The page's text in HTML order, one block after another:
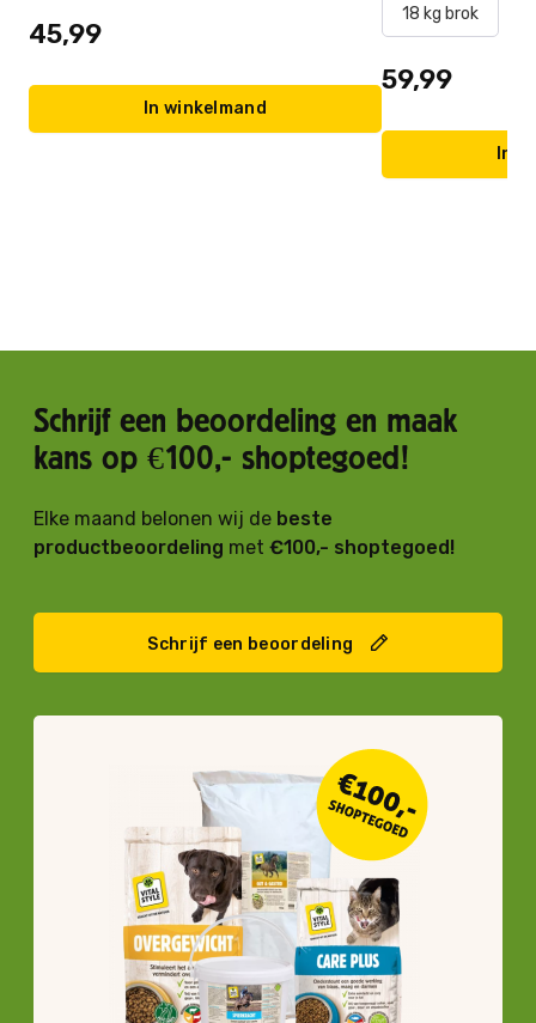
45,99
In winkelmand
18 kg brok
59,99
In
Schrijf een beoordeling en maak
kans op €100,- shoptegoed!
Elke maand belonen wij de beste
productbeoordeling met €100,- shoptegoed!
Schrijf een beoordeling